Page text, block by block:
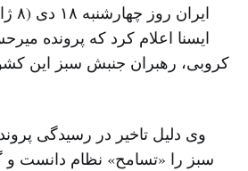
ایسنا اعلام کرد که پرونده
کروبی، رهبران جنبش سبز این
وی دلیل تاخیر در رسیدگی
سبز را «تسامح» نظام دانست و